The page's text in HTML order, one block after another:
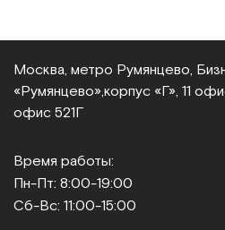
Москва, метро Румянцево,
«Румянцево», корпус «Г», 11
офис 521Г
Время работы:
Пн-Пт: 8:00-19:00
Сб-Вс: 11:00-15:00